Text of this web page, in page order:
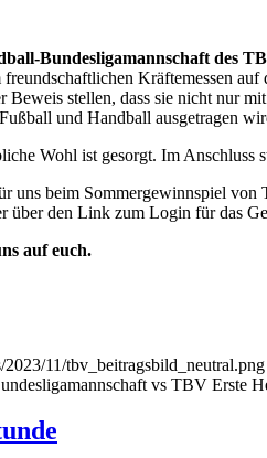
Bundesligamannschaft des
Kräftemessen
Beweis stellen, dass sie nicht nur
und Handball ausgetragen
Wohl ist gesorgt. Im
uns beim Sommergewinnspiel
über den Link zum Login für das
auf euch.
11/tbv_beitragsbild_neutral.png
vs TBV Erste